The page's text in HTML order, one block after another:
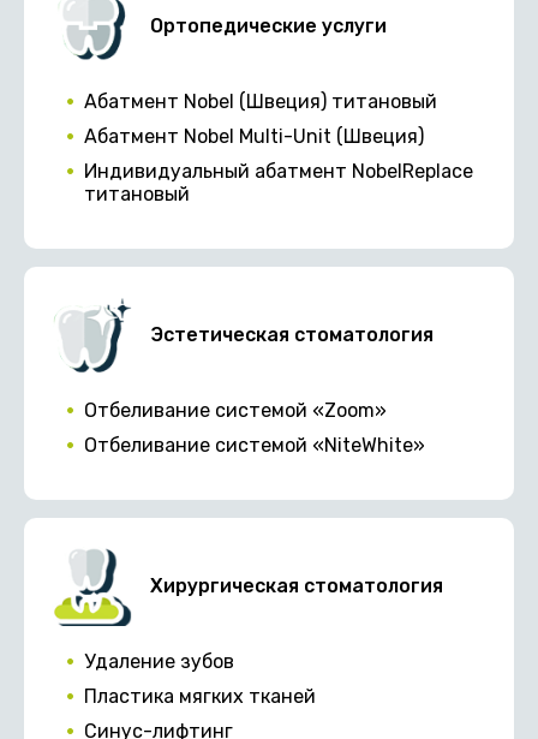
Ортопедические услуги
Абатмент Nobel (Швеция) титановый
Абатмент Nobel Multi-Unit (Швеция)
Индивидуальный абатмент NobelReplace
титановый
Эстетическая стоматология
Отбеливание системой «Zoom»
Отбеливание системой «NiteWhite»
Хирургическая стоматология
Удаление зубов
Пластика мягких тканей
Синус-лифтинг